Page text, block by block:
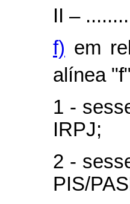
II –
f) em
alínea
1 -
IRPJ;
2 -
PIS/